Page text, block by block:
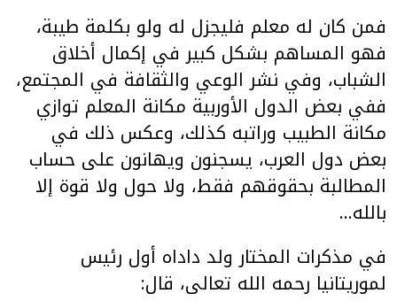
فمن كان له معلم فليجزل له ولو بكلمة طيبة،
فهو المساهم بشكل كبير في إكمال أخلاق
الشباب، وفي نشر الوعي والثقافة في المجتمع،
ففي بعض الدول الأوربية مكانة المعلم توازي
مكانة الطبيب وراتبه كذلك، وعكس ذلك في
بعض دول العرب، يسجنون ويهانون على حساب
المطالبة بحقوقهم فقط، ولا حول ولا قوة إلا
بالله…
في مذكرات المختار ولد داداه أول رئيس
لموريتانيا رحمه الله تعالى، قال: